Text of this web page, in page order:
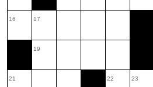
16 17
19
21 22 23